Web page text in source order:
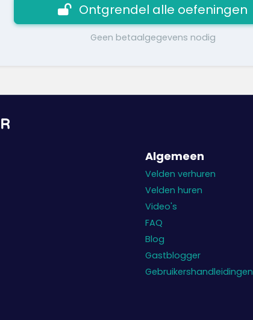
Ontgrendel alle oefeningen
Geen betaalgegevens nodig
Algemeen
Velden verhuren
Velden huren
Video's
FAQ
Blog
Gastblogger
Gebruikershandleidingen